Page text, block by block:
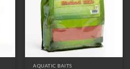
AQUATIC BAITS